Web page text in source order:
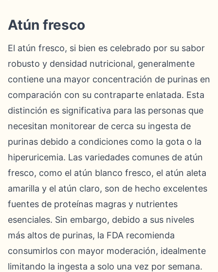
Atún fresco
El atún fresco, si bien es celebrado por su sabor
robusto y densidad nutricional, generalmente
contiene una mayor concentración de purinas en
comparación con su contraparte enlatada. Esta
distinción es significativa para las personas que
necesitan monitorear de cerca su ingesta de
purinas debido a condiciones como la gota o la
hiperuricemia. Las variedades comunes de atún
fresco, como el atún blanco fresco, el atún aleta
amarilla y el atún claro, son de hecho excelentes
fuentes de proteínas magras y nutrientes
esenciales. Sin embargo, debido a sus niveles
más altos de purinas, la FDA recomienda
consumirlos con mayor moderación, idealmente
limitando la ingesta a solo una vez por semana.